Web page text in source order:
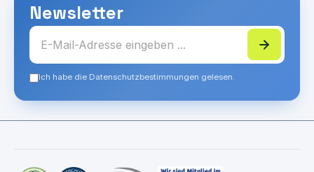
Newsletter
Ich habe die Datenschutzbestimmungen gelesen.